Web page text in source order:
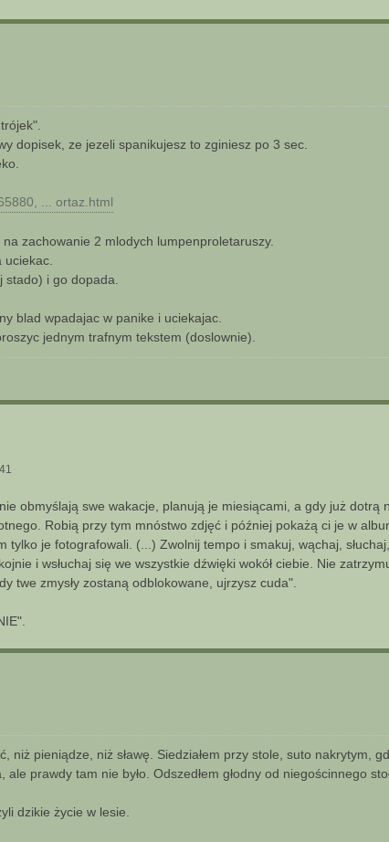
dopisek, ze jezeli spanikujesz to zginiesz po 3 sec.
... ortaz.html
zachowanie 2 mlodych lumpenproletaruszy.
i go dopada.
blad wpadajac w panike i uciekajac.
jednym trafnym tekstem (doslownie).
obmyślają swe wakacje, planują je miesiącami, a gdy już dotrą
Robią przy tym mnóstwo zdjęć i później pokażą ci je w
tylko je fotografowali. (...) Zwolnij tempo i smakuj, wąchaj,
i wsłuchaj się we wszystkie dźwięki wokół ciebie. Nie
twe zmysły zostaną odblokowane, ujrzysz cuda".
niż pieniądze, niż sławę. Siedziałem przy stole, suto nakrytym,
prawdy tam nie było. Odszedłem głodny od niegościnnego
dzikie życie w lesie.